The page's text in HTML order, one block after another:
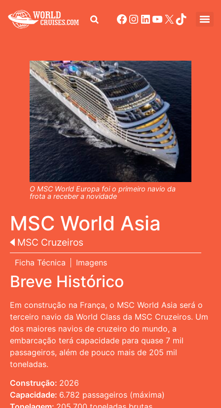
MSC World Asia
MSC Cruzeiros
Ficha Técnica Imagens
Breve Histórico
Em construção na França, o MSC World Asia será o
terceiro navio da World Class da MSC Cruzeiros. Um
dos maiores navios de cruzeiro do mundo, a
embarcação terá capacidade para quase 7 mil
passageiros, além de pouco mais de 205 mil
toneladas.
Construção: 2026
Capacidade: 6.782 passageiros (máxima)
O MSC World Europa foi o primeiro navio da
frota a receber a novidade